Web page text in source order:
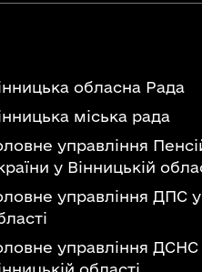
обласна Рада
міська рада
управління
у Вінницькій
управління ДПС у
управління ДСНС